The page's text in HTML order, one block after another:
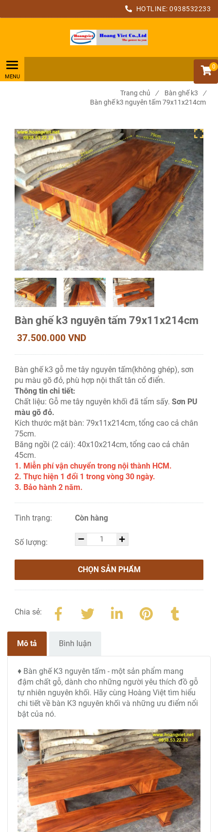
HOTLINE: 0938532233
0
Trang chủ / Bàn ghế k3
/
Bàn ghế k3 nguyên tấm 79x11x214cm
Bàn ghế k3 nguyên tấm 79x11x214cm
37.500.000 VND
Bàn ghế k3 gỗ me tây nguyên tấm(không ghép), sơn
pu màu gõ đỏ, phù hợp nội thất tân cổ điển.
Thông tin chi tiết:
Chất liệu: Gỗ me tây nguyên khối đã tẩm sấy. Sơn PU
màu gõ đỏ.
Kích thước mặt bàn: 79x11x214cm, tổng cao cả chân
75cm.
Băng ngồi (2 cái): 40x10x214cm, tổng cao cả chân
45cm.
1. Miễn phí vận chuyển trong nội thành HCM.
2. Thực hiện 1 đổi 1 trong vòng 30 ngày.
3. Bảo hành 2 năm.
Tình trạng: Còn hàng
Số lượng:
CHỌN SẢN PHẨM
Chia sẻ:
Mô tả Bình luận
♦ Bàn ghế K3 nguyên tấm - một sản phẩm mang
đậm chất gỗ, dành cho những người yêu thích đồ gỗ
tự nhiên nguyên khối. Hãy cùng Hoàng Việt tìm hiểu
chi tiết về bàn K3 nguyên khối và những ưu điểm nổi
bật của nó.